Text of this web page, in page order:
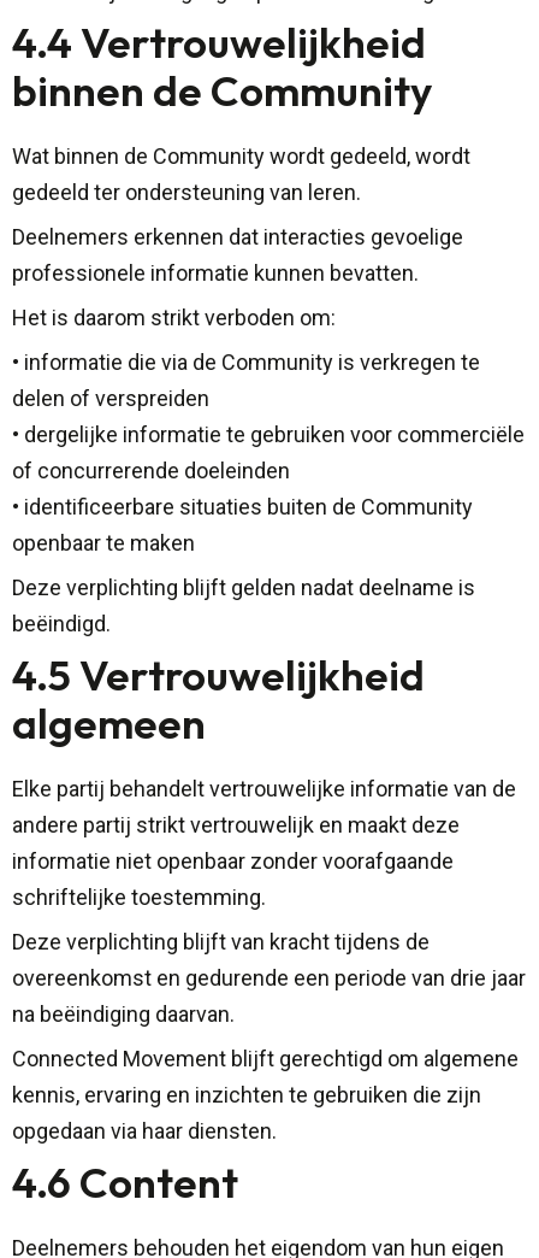
4.4 Vertrouwelijkheid
binnen de Community
Wat binnen de Community wordt gedeeld, wordt
gedeeld ter ondersteuning van leren.
Deelnemers erkennen dat interacties gevoelige
professionele informatie kunnen bevatten.
Het is daarom strikt verboden om:
• informatie die via de Community is verkregen te
delen of verspreiden
• dergelijke informatie te gebruiken voor commerciële
of concurrerende doeleinden
• identificeerbare situaties buiten de Community
openbaar te maken
Deze verplichting blijft gelden nadat deelname is
beëindigd.
4.5 Vertrouwelijkheid
algemeen
Elke partij behandelt vertrouwelijke informatie van de
andere partij strikt vertrouwelijk en maakt deze
informatie niet openbaar zonder voorafgaande
schriftelijke toestemming.
Deze verplichting blijft van kracht tijdens de
overeenkomst en gedurende een periode van drie jaar
na beëindiging daarvan.
Connected Movement blijft gerechtigd om algemene
kennis, ervaring en inzichten te gebruiken die zijn
opgedaan via haar diensten.
4.6 Content
Deelnemers behouden het eigendom van hun eigen